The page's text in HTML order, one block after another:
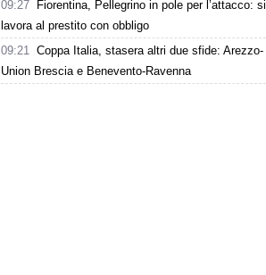
09:27
Fiorentina, Pellegrino in pole per l’attacco: si
lavora al prestito con obbligo
09:21 Coppa Italia, stasera altri due sfide: Arezzo-
Union Brescia e Benevento-Ravenna